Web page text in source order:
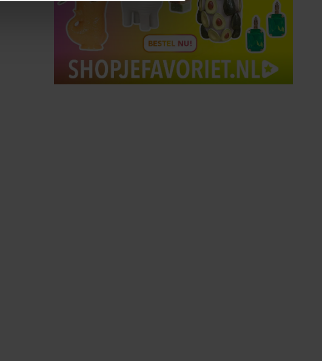
social media te bieden en om ons
met onze partners voor social
andere informatie die u aan ze heeft
gaat akkoord met onze cookies als u